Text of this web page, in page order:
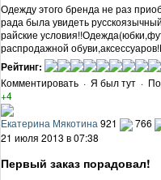
Одежду этого бренда не раз
рада была увидеть
райские
распродажной
Рейтинг:
Комментировать · Я был тут ·
+4
Екатерина Мякотина 921 766
21 июля 2013 в 07:38
Первый заказ порадовал!